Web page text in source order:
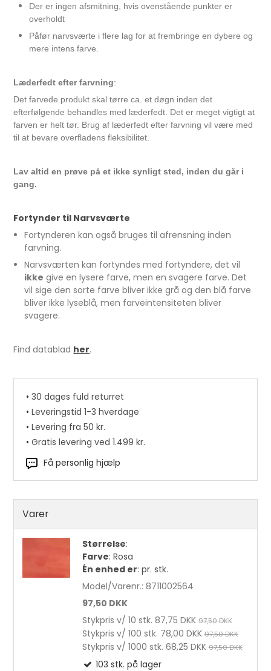
Læderfedt 200 ml Natur pr. stk.
69,00 DKK
37,50 DKK
Skocreme Nr. 413 50 ml. Grøn pr. stk.
Der er ingen afsmitning, hvis ovenstående punkter er
overholdt
Påfør narvsværte i flere lag for at frembringe en dybere og
mere intens farve.
Læderfedt efter farvning:
Det farvede produkt skal tørre ca. et døgn inden det
efterfølgende behandles med læderfedt. Det er meget vigtigt at
farven er helt tør. Brug af læderfedt efter farvning vil være med
til at bevare overfladens fleksibilitet.
Lav altid en prøve på et ikke synligt sted, inden du går i
gang.
Fortynder til Narvsværte
Fortynderen kan også bruges til afrensning inden
farvning.
Narvsværten kan fortyndes med fortyndere, det vil
ikke give en lysere farve, men en svagere farve. Det
vil sige den sorte farve bliver ikke grå og den blå farve
bliver ikke lyseblå, men farveintensiteten bliver
svagere.
Find datablad her.
•30 dages fuld returret
•Leveringstid 1-3 hverdage
•Levering fra 50 kr.
•Gratis levering ved 1.499 kr.
Få personlig hjælp
Varer
Størrelse:
Farve: Rosa
Én enhed er: pr. stk.
Model/Varenr.: 8711002564
97,50 DKK
Stykpris v/ 10 stk. 87,75 DKK 97,50 DKK
Stykpris v/ 100 stk. 78,00 DKK 97,50 DKK
Stykpris v/ 1000 stk. 68,25 DKK 97,50 DKK
103 stk. på lager